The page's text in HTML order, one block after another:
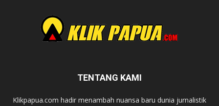
TENTANG KAMI
Klikpapua.com hadir menambah nuansa baru dunia jurnalistik